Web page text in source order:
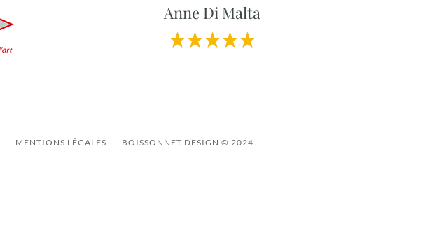
Anne Di Malta
MENTIONS LÉGALES BOISSONNET DESIGN © 2024